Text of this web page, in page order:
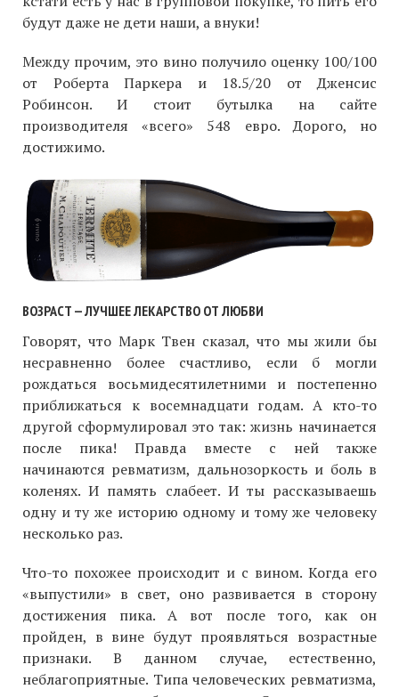
будут даже не дети наши, а внуки!
Между прочим, это вино получило оценку 100/100
от Роберта Паркера и 18.5/20 от Дженсис
Робинсон. И стоит бутылка на сайте
производителя «всего» 548 евро. Дорого, но
достижимо.
ВОЗРАСТ — ЛУЧШЕЕ ЛЕКАРСТВО ОТ ЛЮБВИ
Говорят, что Марк Твен сказал, что мы жили бы
несравненно более счастливо, если б могли
рождаться восьмидесятилетними и постепенно
приближаться к восемнадцати годам. А кто-то
другой сформулировал это так: жизнь начинается
после пика! Правда вместе с ней также
начинаются ревматизм, дальнозоркость и боль в
коленях. И память слабеет. И ты рассказываешь
одну и ту же историю одному и тому же человеку
несколько раз.
Что-то похожее происходит и с вином. Когда его
«выпустили» в свет, оно развивается в сторону
достижения пика. А вот после того, как он
пройден, в вине будут проявляться возрастные
признаки. В данном случае, естественно,
неблагоприятные. Типа человеческих ревматизма,